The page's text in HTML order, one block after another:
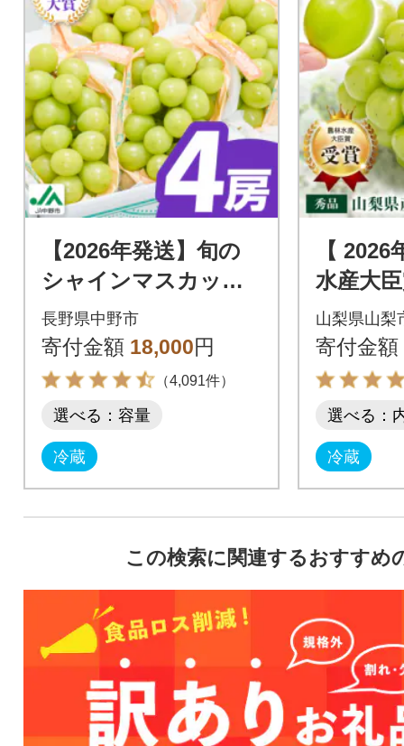
【2026年発送】旬の
シャインマスカット4
房セット(2kg以上)JA
中野市からの産直品
長野県中野市
寄付金額 18,000円
（4,091件）
選べる：容量
冷蔵
【
水産大
インマ
kg以上
山梨県山梨
寄付金額
選べる：
冷蔵
この検索に関連するおすすめ